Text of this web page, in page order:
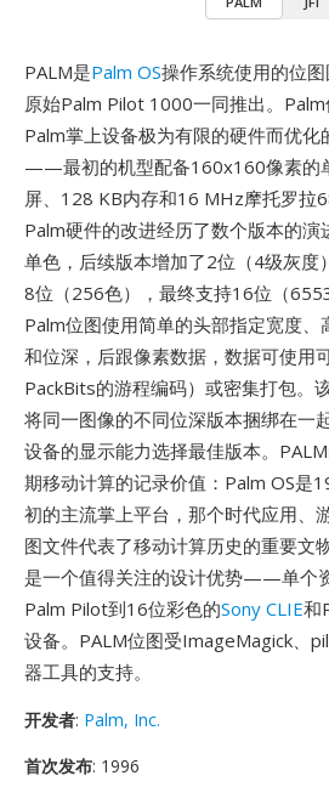
PALM是Palm OS操作系统使用的位
原始Palm Pilot 1000一同推出。
Palm掌上设备极为有限的硬件而优化
——最初的机型配备160x160像素的
屏、128 KB内存和16 MHz摩托罗拉
Palm硬件的改进经历了数个版本的演
单色，后续版本增加了2位（4级灰度
8位（256色），最终支持16位（
Palm位图使用简单的头部指定宽度
和位深，后跟像素数据，数据可使用
PackBits的游程编码）或密集打包
将同一图像的不同位深版本捆绑在一
设备的显示能力选择最佳版本。
期移动计算的记录价值：Palm OS是
初的主流掌上平台，那个时代应用、
图文件代表了移动计算历史的重要文
是一个值得关注的设计优势——单个
Palm Pilot到16位彩色的Sony CLIE和
设备。PALM位图受ImageMagick、
器工具的支持。
开发者: Palm, Inc.
首次发布: 1996